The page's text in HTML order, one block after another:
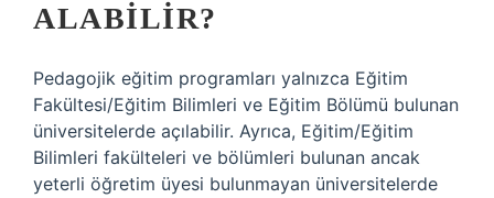
ALABILIR?
Pedagojik eğitim programları yalnızca Eğitim
Fakültesi/Eğitim Bilimleri ve Eğitim Bölümü bulunan
üniversitelerde açılabilir. Ayrıca, Eğitim/Eğitim
Bilimleri fakülteleri ve bölümleri bulunan ancak
yeterli öğretim üyesi bulunmayan üniversitelerde